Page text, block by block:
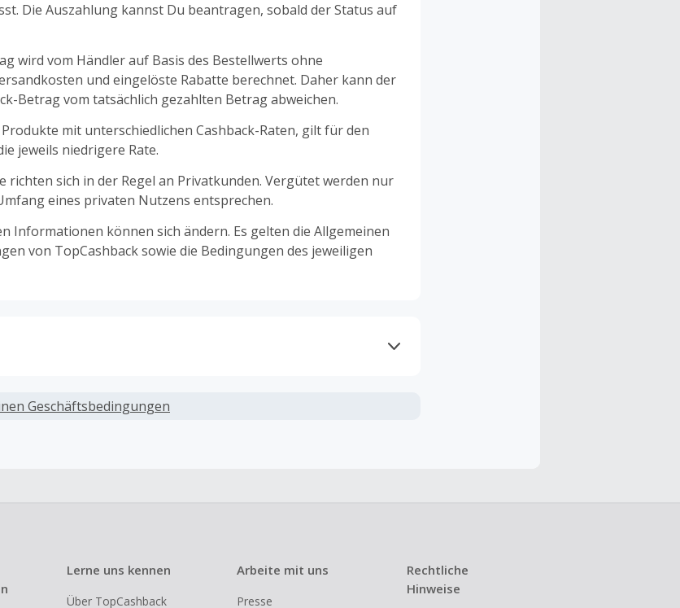
Die Auszahlung kannst Du beantragen, sobald der Status auf
wird vom Händler auf Basis des Bestellwerts ohne
und eingelöste Rabatte berechnet. Daher kann der
Betrag vom tatsächlich gezahlten Betrag abweichen.
mit unterschiedlichen Cashback-Raten, gilt für den
jeweils niedrigere Rate.
richten sich in der Regel an Privatkunden. Vergütet werden nur
eines privaten Nutzens entsprechen.
Informationen können sich ändern. Es gelten die Allgemeinen
von TopCashback sowie die Bedingungen des jeweiligen
nicht ausdrücklich auf dieser Händlerseite von TopCashback
oder ungewöhnlich große Bestellungen sind bei den meisten
Geschäftsbedingungen
Lerne uns kennen
Über TopCashback
Arbeite mit uns
Presse
Rechtliche
Hinweise